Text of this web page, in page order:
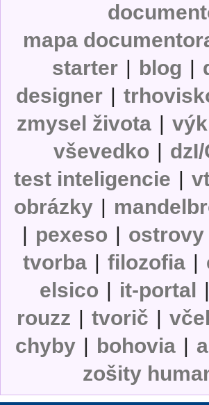
mapa
starter | blog |
designer |
zmysel života |
vševedko |
test inteligencie |
obrázky |
| pexeso | ostrovy
tvorba | filozofia |
elsico | it-portal |
rouzz | tvorič |
chyby | bohovia |
zošity